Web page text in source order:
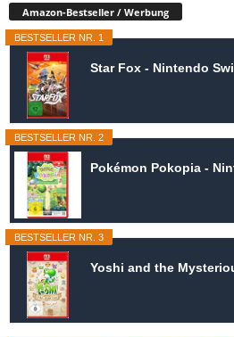
Amazon-Bestseller / Werbung
BESTSELLER NR. 1
Star Fox - Nintendo
BESTSELLER NR. 2
Pokémon Pokopia -
BESTSELLER NR. 3
Yoshi and the